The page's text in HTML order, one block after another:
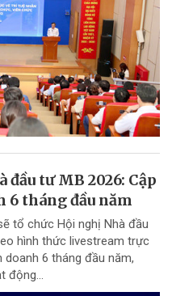
tư MB 2026: Cập
6 tháng đầu năm
tổ chức Hội nghị Nhà đầu
hình thức livestream trực
doanh 6 tháng đầu năm,
động...